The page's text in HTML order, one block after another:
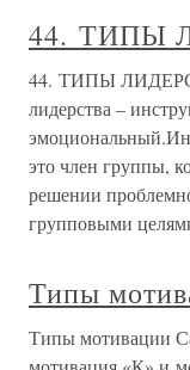
44. ТИПЫ
44. ТИПЫ
лидерства –
это член группы,
решении
групповыми
Типы
Типы мотивации